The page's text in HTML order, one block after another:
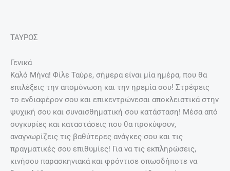
ΤΑΥΡΟΣ
Γενικά
Καλό Μήνα! Φίλε Ταύρε, σήμερα είναι μία ημέρα, που θα
επιλέξεις την απομόνωση και την ηρεμία σου! Στρέφεις
το ενδιαφέρον σου και επικεντρώνεσαι αποκλειστικά στην
ψυχική σου και συναισθηματική σου κατάσταση! Μέσα από
συγκυρίες και καταστάσεις που θα προκύψουν,
αναγνωρίζεις τις βαθύτερες ανάγκες σου και τις
πραγματικές σου επιθυμίες! Για να τις εκπληρώσεις,
κινήσου παρασκηνιακά και φρόντισε οπωσδήποτε να